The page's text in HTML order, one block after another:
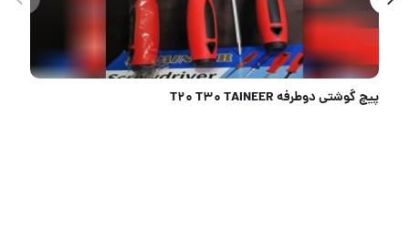
ملات پاش